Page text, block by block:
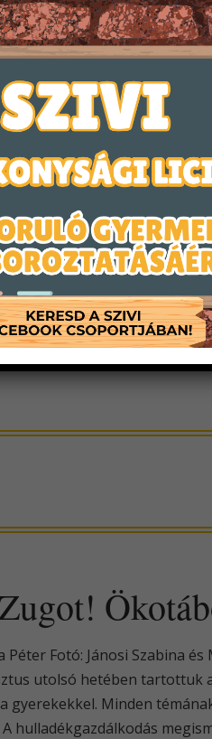
Beszélgettünk arról,
vannak a természetben.
történetekből máris
hogy játékos
tárgyakat. A
azonban komoly
volt, amikor a megújuló
képes a napfény
a pillanatok tették
A gyerekek itt
interaktív játékok,
a szél erejét, a víz
Fotó: Jánosi Szabina
utolsó hetében tartottuk
Minden
hulladékgazdálkodás